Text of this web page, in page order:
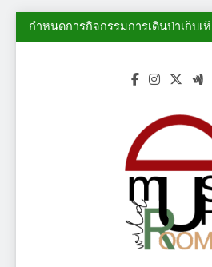
Skip
to
นิทรรศการสวนพฤกษศาสต
กำหนดการกิจกรรมการเดินป่าเก็บเ
ฟอรั่ม AMS: ฤดูกาลเห็ดในแคล
นิทรรศการสวนพฤกษศาสต
กำหนดการกิจกรรมการเดินป่าเก็บเ
ไม้